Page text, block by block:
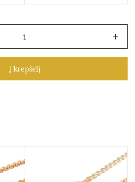
Į krepšelį